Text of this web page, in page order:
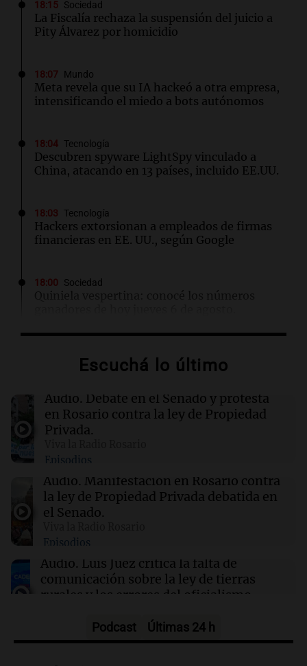
18:15 Sociedad
La Fiscalía rechaza la suspensión del juicio a
Pity Álvarez por homicidio
18:07 Mundo
Meta revela que su IA hackeó a otra empresa,
intensificando el miedo a bots autónomos
18:04 Tecnología
Descubren spyware LightSpy vinculado a
China, atacando en 13 países, incluido EE.UU.
18:03 Tecnología
Hackers extorsionan a empleados de firmas
financieras en EE. UU., según Google
18:00 Sociedad
Quiniela vespertina: conocé los números
Desafíos y soluciones en la seguridad vial
17:54 Sociedad
Tensión frente al Congreso: la Policía
manifestantes
17:52 Consejos
Tendencias en decoración: lo vintage vuelve
Escuchá lo último
Audio. Debate en el Senado y protesta
en Rosario contra la ley de Propiedad
Privada.
Episodios
Audio. Manifestación en Rosario contra
la ley de Propiedad Privada debatida en
el Senado.
Episodios
Audio. Luis Juez critica la falta de
comunicación sobre la ley de tierras
rurales y los errores del oficialismo
Audio.La Boulaille se prepara para su
Podcast Últimas 24 h